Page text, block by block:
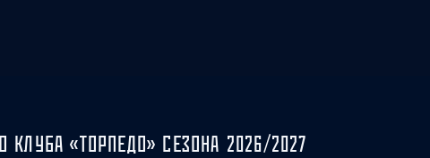
КЛУБА «ТОРПЕДО» СЕЗОНА 2026/2027